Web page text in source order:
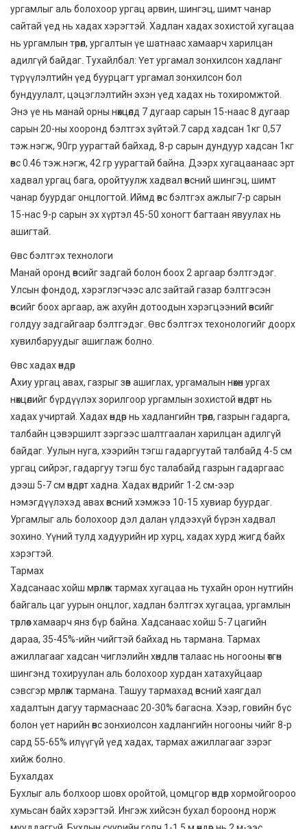
ургамлыг аль болохоор ургац арвин, шингэц, шимт чанар
сайтай үед нь хадах хэрэгтэй. Хадлан хадах зохистой хугацаа
нь ургамлын төрөл, ургалтын үе шатнаас хамаарч харилцан
адилгүй байдаг. Тухайлбал: Үет ургамал зонхилсон хадланг
түрүүлэлтийн үед буурцагт ургамал зонхилсон бол
бундуулалт, цэцэглэлтийн эхэн үед хадах нь тохиромжтой.
Энэ үе нь манай орны нөхцөлд 7 дугаар сарын 15-наас 8 дугаар
сарын 20-ны хооронд бэлтгэх зүйтэй.7 сард хадсан 1кг 0,57
тэж.нэгж, 90гр уурагтай байхад, 8-р сарын дундуур хадсан 1кг
өвс 0.46 тэж.нэгж, 42 гр уурагтай байна. Дээрх хугацаанаас эрт
хадвал ургац бага, оройтуулж хадвал өвсний шингэц, шимт
чанар буурдаг онцлогтой. Иймд өвс бэлтгэх ажлыг7-р сарын
15-нас 9-р сарын эх хүртэл 45-50 хоногт багтаан явуулах нь
ашигтай.
Өвс бэлтгэх технологи
Манай оронд өвсийг задгай болон боох 2 аргаар бэлтгэдэг.
Улсын фондод, хэрэглэгчээс алс зайтай газар бэлтгэсэн
өвсийг боох аргаар, аж ахуйн дотоодын хэрэгцээний өвсийг
голдуу задгайгаар бэлтгэдэг. Өвс бэлтгэх техонологийг доорх
хувилбаруудыг ашиглаж болно.
Өвс хадах өндөр
Ахиу ургац авах, газрыг зөв ашиглах, ургамалын нөхөн ургах
нөхцөлийг бүрдүүлэх зорилгоор ургамлын зохистой өндөрт нь
хадах учиртай. Хадах өндөр нь хадлангийн төрөл, газрын гадарга,
талбайн цэвэршилт зэргээс шалтгаалан харилцан адилгүй
байдаг. Уулын нуга, хээрийн тэгш гадаргуутай талбайд 4-5 см
ургац сийрэг, гадаргуу тэгш бус талабайд газрын гадаргаас
дээш 5-7 см өндөрт хадна. Хадах өндрийг 1-2 см-ээр
нэмэгдүүлэхэд авах өвсний хэмжээ 10-15 хувиар буурдаг.
Ургамлыг аль болохоор дэл далан үлдээхүй бүрэн хадвал
зохино. Үүний тулд хадуурийн ир хурц, хадах хурд жигд байх
хэрэгтэй.
Тармах
Хадсанаас хойш мөрлөж тармах хугацаа нь тухайн орон нутгийн
байгаль цаг уурын онцлог, хадлан бэлтгэх хугацаа, ургамлын
төрлөөс хамаарч янз бүр байна. Хадсанаас хойш 5-7 цагийн
дараа, 35-45%-ийн чийгтэй байхад нь тармана. Тармах
ажиллагааг хадсан чиглэлийн хөндлөн талаас нь ногооны өтгөн
шингэнд тохируулан аль болохоор хурдан хатахуйцаар
сэвсгэр мөрлөж тармана. Ташуу тармахад өвсний хаягдал
хадалтын дагуу тармаснаас 20-30% багасна. Хээр, говийн бүс
болон үет нарийн өвс зонхиолсон хадлангийн ногооны чийг 8-р
сард 55-65% илүүгүй үед хадах, тармах ажиллагааг зэрэг
хийж болно.
Бухалдах
Бухлыг аль болхоор шовх оройтой, цомцгор өндөр хормойгоороо
хумьсан байх хэрэгтэй. Ингэж хийсэн бухал бороонд норж